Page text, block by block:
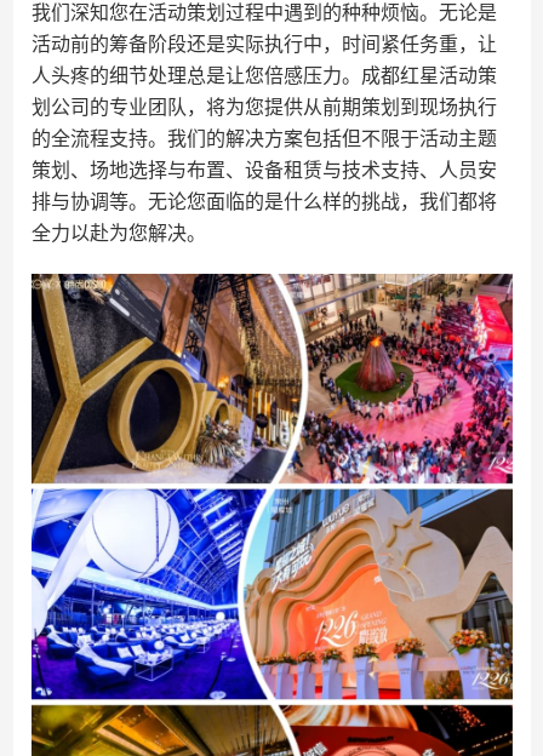
我们深知您在活动策划过程中遇到的种种烦恼。无论是
活动前的筹备阶段还是实际执行中，时间紧任务重，让
人头疼的细节处理总是让您倍感压力。成都红星活动策
划公司的专业团队，将为您提供从前期策划到现场执行
的全流程支持。我们的解决方案包括但不限于活动主题
策划、场地选择与布置、设备租赁与技术支持、人员安
排与协调等。无论您面临的是什么样的挑战，我们都将
全力以赴为您解决。